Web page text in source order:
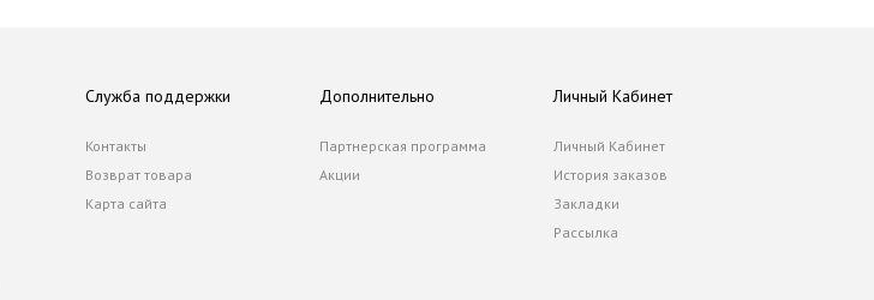
Служба поддержки
Контакты
Возврат товара
Карта сайта
Дополнительно
Партнерская программа
Акции
Личный Кабинет
Личный Кабинет
История заказов
Закладки
Рассылка